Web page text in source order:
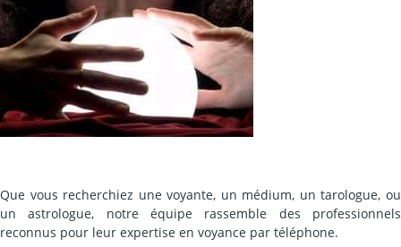
Que vous recherchiez une voyante, un médium, un tarologue, ou
un astrologue, notre équipe rassemble des professionnels
reconnus pour leur expertise en voyance par téléphone.